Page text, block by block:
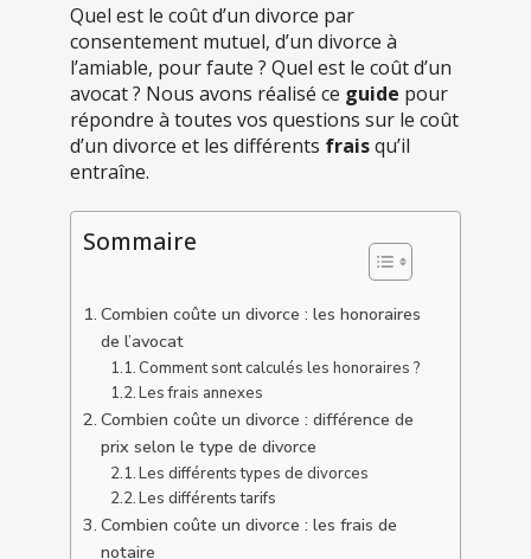
Quel est le coût d’un divorce par
consentement mutuel, d’un divorce à
l’amiable, pour faute ? Quel est le coût d’un
avocat ? Nous avons réalisé ce guide pour
répondre à toutes vos questions sur le coût
d’un divorce et les différents fraisqu’il
entraîne.
Sommaire
Combien coûte un divorce : les honoraires
de l’avocat
Comment sont calculés les honoraires ?
Les frais annexes
Combien coûte un divorce : différence de
prix selon le type de divorce
Les différents types de divorces
Les différents tarifs
Combien coûte un divorce : les frais de
notaire